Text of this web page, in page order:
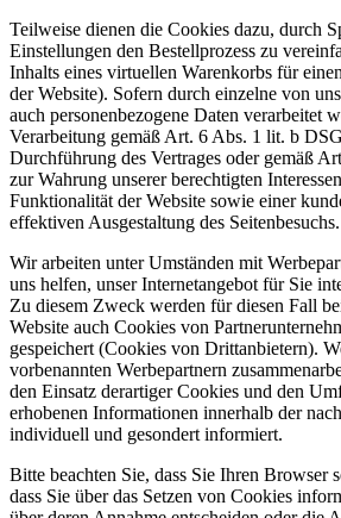
Teilweise dienen die Cookies dazu, durch
Einstellungen den Bestellprozess zu
Inhalts eines virtuellen Warenkorbs für
der Website). Sofern durch einzelne von
auch personenbezogene Daten verarbeitet
Verarbeitung gemäß Art. 6 Abs. 1 lit. b
Durchführung des Vertrages oder gemäß
zur Wahrung unserer berechtigten
Funktionalität der Website sowie einer
effektiven Ausgestaltung des Seitenbesuchs.
Wir arbeiten unter Umständen mit
uns helfen, unser Internetangebot für Sie
Zu diesem Zweck werden für diesen Fall
Website auch Cookies von
gespeichert (Cookies von Drittanbietern).
vorbenannten Werbepartnern
den Einsatz derartiger Cookies und den
erhobenen Informationen innerhalb der
individuell und gesondert informiert.
Bitte beachten Sie, dass Sie Ihren Browser
dass Sie über das Setzen von Cookies